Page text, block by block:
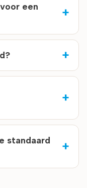
een
standaard